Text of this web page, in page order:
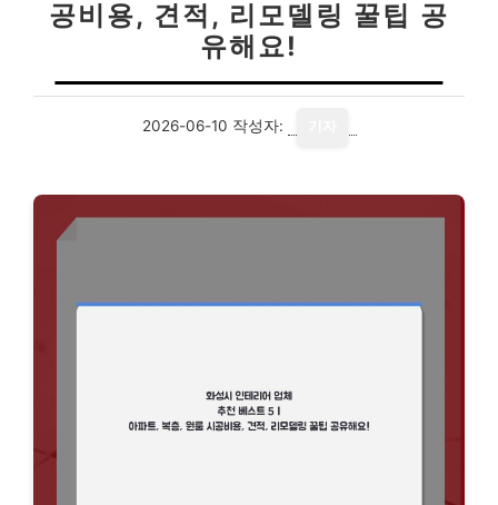
공비용, 견적, 리모델링 꿀팁 공
유해요!
2026-06-10 작성자: